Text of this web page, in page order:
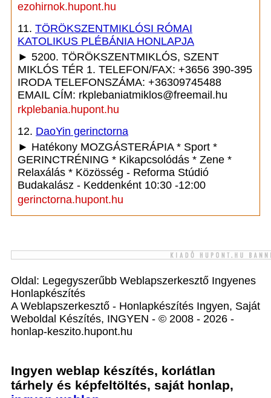
ezohirnok.hupont.hu
11. TÖRÖKSZENTMIKLÓSI RÓMAI
KATOLIKUS PLÉBÁNIA HONLAPJA
► 5200. TÖRÖKSZENTMIKLÓS, SZENT
MIKLÓS TÉR 1. TELEFON/FAX: +3656 390-395
IRODA TELEFONSZÁMA: +36309745488
EMAIL CÍM: rkplebaniatmiklos@freemail.hu
rkplebania.hupont.hu
12. DaoYin gerinctorna
► Hatékony MOZGÁSTERÁPIA * Sport *
GERINCTRÉNING * Kikapcsolódás * Zene *
Relaxálás * Közösség - Reforma Stúdió
Budakalász - Keddenként 10:30 -12:00
gerinctorna.hupont.hu
Oldal: Legegyszerűbb Weblapszerkesztő Ingyenes
Honlapkészítés
A Weblapszerkesztő - Honlapkészítés Ingyen, Saját
Weboldal Készítés, INGYEN - © 2008 - 2026 -
honlap-keszito.hupont.hu
Ingyen weblap készítés, korlátlan
tárhely és képfeltöltés, saját honlap,